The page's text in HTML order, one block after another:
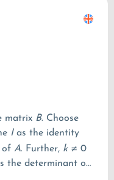
matrix B. Choose
Ias the identity
of A. Further, k ≠ 0
the determinant of